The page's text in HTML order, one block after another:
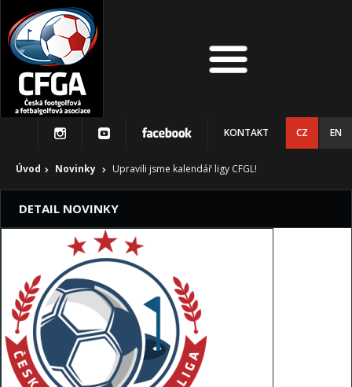
KONTAKT CZ EN
Úvod Novinky Upravili jsme kalendář ligy CFGL!
DETAIL NOVINKY